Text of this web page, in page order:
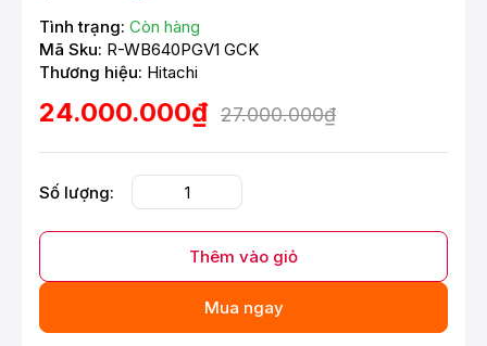
Tình trạng: Còn hàng
Mã Sku: R-WB640PGV1 GCK
Thương hiệu: Hitachi
24.000.000₫ 27.000.000₫
Số lượng:
Thêm vào giỏ
Mua ngay